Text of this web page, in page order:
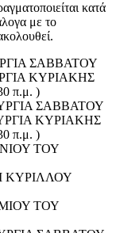
κατά
με το
ΣΑΒΒΑΤΟΥ
ΚΥΡΙΑΚΗΣ
π.μ. )
ΣΑΒΒΑΤΟΥ
ΚΥΡΙΑΚΗΣ
π.μ. )
ΤΟΥ
ΚΥΡΙΛΛΟΥ
ΤΟΥ